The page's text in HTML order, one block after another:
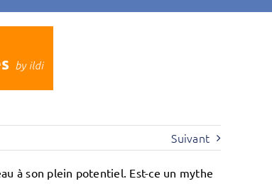
Suivant
à son plein potentiel. Est-ce un mythe